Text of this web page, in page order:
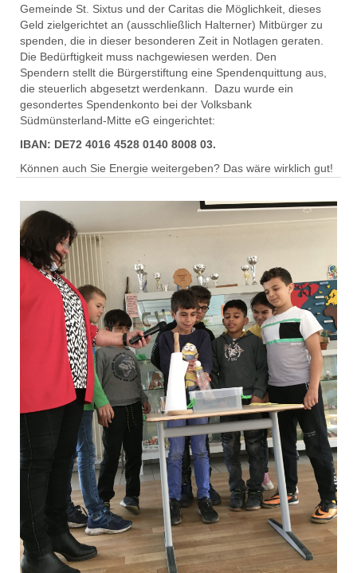
Gemeinde St. Sixtus und der Caritas die Möglichkeit, dieses
Geld zielgerichtet an (ausschließlich Halterner) Mitbürger zu
spenden, die in dieser besonderen Zeit in Notlagen geraten.
Die Bedürftigkeit muss nachgewiesen werden. Den
Spendern stellt die Bürgerstiftung eine Spendenquittung aus,
die steuerlich abgesetzt werdenkann.
Dazu wurde ein
gesondertes Spendenkonto bei der Volksbank
Südmünsterland-Mitte eG eingerichtet:
IBAN: DE72 4016 4528 0140 8008 03.
Können auch Sie Energie weitergeben? Das wäre wirklich gut!